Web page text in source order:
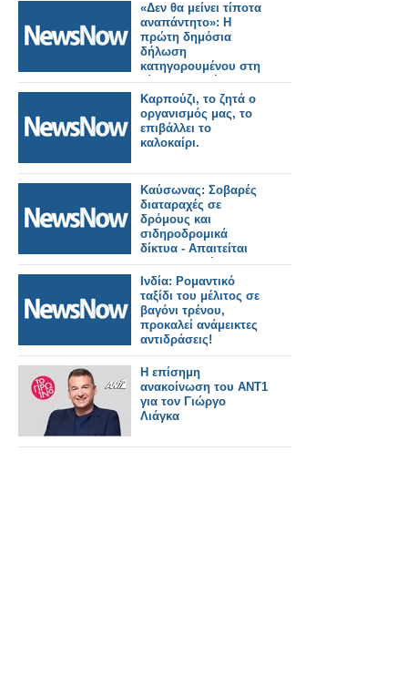
«Δεν θα μείνει τίποτα
αναπάντητο»: Η
πρώτη δημόσια
δήλωση
κατηγορουμένου στη
δίκη για τα Τέμπη .
Καρπούζι, το ζητά ο
οργανισμός μας, το
επιβάλλει το
καλοκαίρι.
Καύσωνας: Σοβαρές
διαταραχές σε
δρόμους και
σιδηροδρομικά
δίκτυα - Απαιτείται
προσαρμογή στην
κλιματική αλλαγή.
Ινδία: Ρομαντικό
ταξίδι του μέλιτος σε
βαγόνι τρένου,
προκαλεί ανάμεικτες
αντιδράσεις!
Η επίσημη
ανακοίνωση του ΑΝΤ1
για τον Γιώργο
Λιάγκα